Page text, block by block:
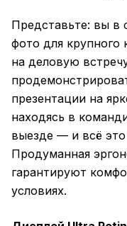
Представьте: вы в
фото для крупного
на деловую
презентации на
находясь в
выезде — и всё
Продуманная
гарантируют
условиях.